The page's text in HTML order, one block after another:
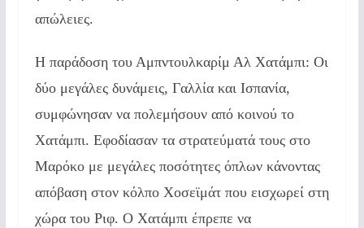
απώλειες.
Η παράδοση του Αμπντουλκαρίμ Αλ Χατάμπι: Οι
δύο μεγάλες δυνάμεις, Γαλλία και Ισπανία,
συμφώνησαν να πολεμήσουν από κοινού το
Χατάμπι. Εφοδίασαν τα στρατεύματά τους στο
Μαρόκο με μεγάλες ποσότητες όπλων κάνοντας
απόβαση στον κόλπο Χοσεϊμάτ που εισχωρεί στη
χώρα του Ριφ. Ο Χατάμπι έπρεπε να